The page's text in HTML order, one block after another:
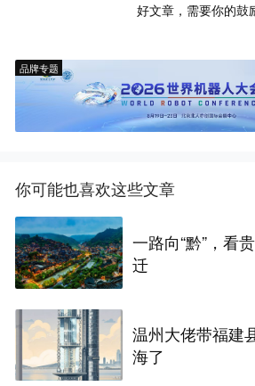
好文章，需要你的鼓
品牌专题
你可能也喜欢这些文章
一路向“黔”，看
迁
温州大佬带福建
海了